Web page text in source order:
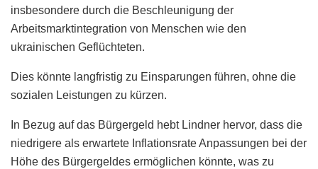
insbesondere durch die Beschleunigung der
Arbeitsmarktintegration von Menschen wie den
ukrainischen Geflüchteten.
Dies könnte langfristig zu Einsparungen führen, ohne die
sozialen Leistungen zu kürzen.
In Bezug auf das Bürgergeld hebt Lindner hervor, dass die
niedrigere als erwartete Inflationsrate Anpassungen bei der
Höhe des Bürgergeldes ermöglichen könnte, was zu